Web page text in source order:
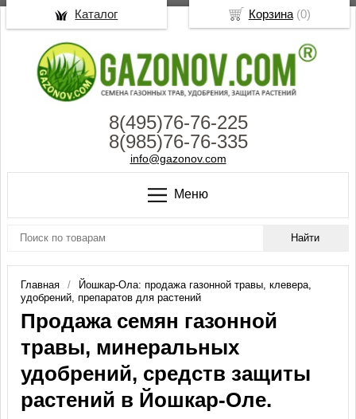
8(495)76-76-225
8(985)76-76-335
info@gazonov.com
Меню
Главная
Йошкар-Ола: продажа газонной травы, клевера,
удобрений, препаратов для растений
Продажа семян газонной
травы, минеральных
удобрений, средств защиты
растений в Йошкар-Оле.
Корзина(0)
Каталог